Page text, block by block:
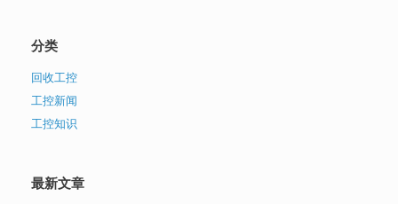
分类
回收工控
工控新闻
工控知识
最新文章